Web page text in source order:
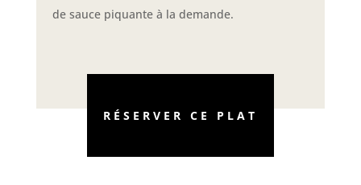
de sauce piquante à la demande.
RÉSERVER CE PLAT